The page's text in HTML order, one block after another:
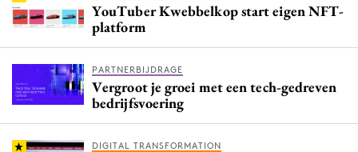
YouTuber Kwebbelkop start eigen NFT-
platform
PARTNERBIJDRAGE
Vergroot je groei met een tech-gedreven
bedrijfsvoering
DIGITAL TRANSFORMATION